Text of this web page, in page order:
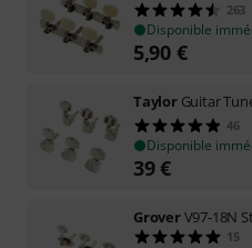
263
Disponible
5,90 €
Taylor Guitar
46
Disponible
39€
GroverV97-18N
15